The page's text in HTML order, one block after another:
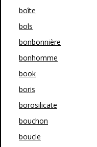
boîte
bols
bonbonnière
bonhomme
book
boris
borosilicate
bouchon
boucle